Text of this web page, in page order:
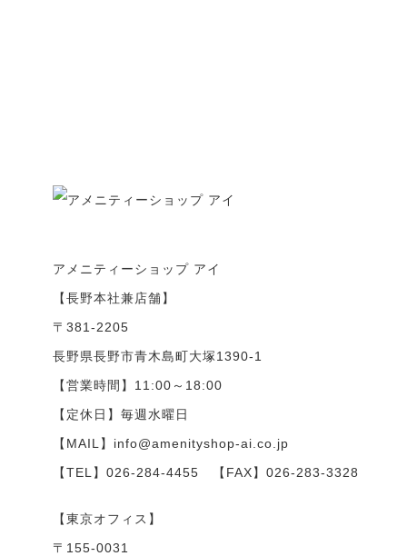
アメニティーショップ アイ
【長野本社兼店舗】
〒381-2205
長野県長野市青木島町大塚1390-1
【営業時間】11:00～18:00
【定休日】毎週水曜日
【MAIL】info@amenityshop-ai.co.jp
【TEL】 026-284-4455 【FAX】026-283-3328
【東京オフィス】
〒155-0031